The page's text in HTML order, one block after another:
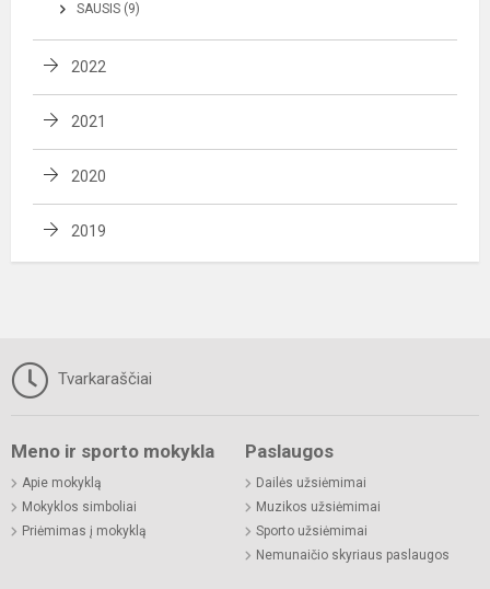
SAUSIS (9)
2022
2021
2020
2019
Tvarkaraščiai
Meno ir sporto mokykla
Apie mokyklą
Mokyklos simboliai
Priėmimas į mokyklą
Paslaugos
Dailės užsiėmimai
Muzikos užsiėmimai
Sporto užsiėmimai
Nemunaičio skyriaus paslaugos